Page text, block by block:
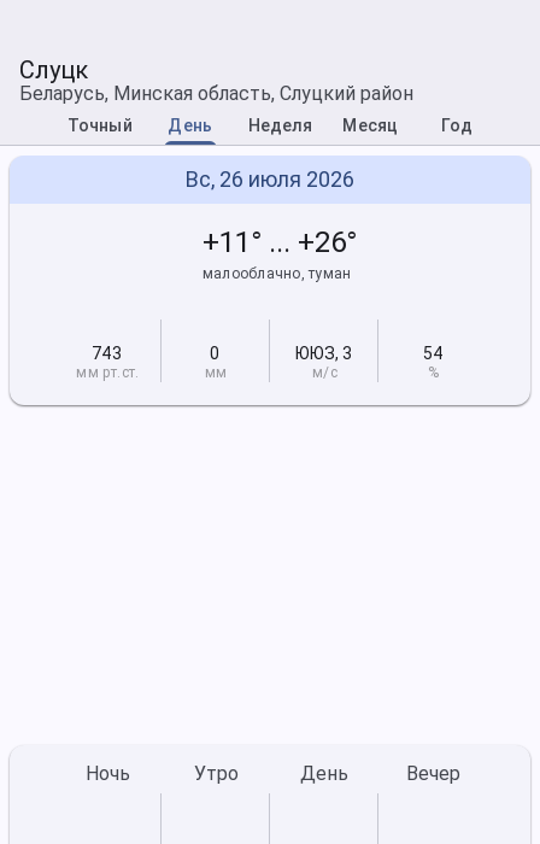
Слуцк
Беларусь, Минская область, Слуцкий район
Точный День Неделя Месяц Год
Вс, 26 июля 2026
+11° ... +26°
малооблачно, туман
743
мм рт.ст.
0
мм
ЮЮЗ,3
м/с
54
%
Ночь Утро День Вечер